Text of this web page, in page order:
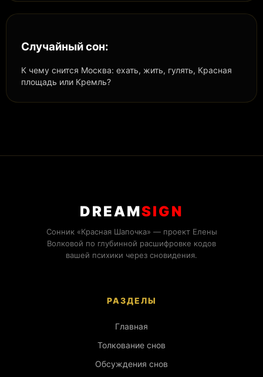
Случайный сон:
К чему снится Москва: ехать, жить, гулять, Красная
площадь или Кремль?
DREAMSIGN
Сонник «Красная Шапочка» — проект Елены
Волковой по глубинной расшифровке кодов
вашей психики через сновидения.
РАЗДЕЛЫ
Главная
Толкование снов
Обсуждения снов